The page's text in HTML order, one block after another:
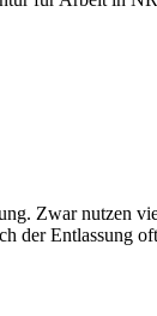
Zwar nutzen
der Entlassung